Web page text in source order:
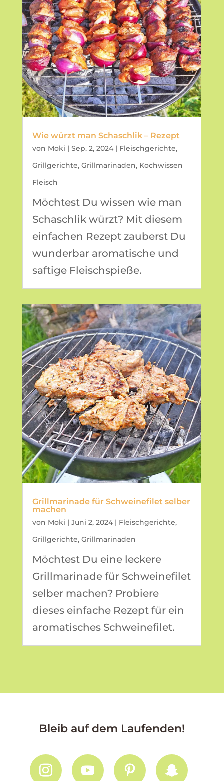
Wie würzt man Schaschlik – Rezept
von Moki | Sep. 2, 2024| Fleischgerichte,
Grillgerichte, Grillmarinaden, Kochwissen
Fleisch
Möchtest Du wissen wie man
Schaschlik würzt? Mit diesem
einfachen Rezept zauberst Du
wunderbar aromatische und
saftige Fleischspieße.
Grillmarinade für Schweinefilet selber
machen
von Moki | Juni 2, 2024| Fleischgerichte,
Grillgerichte, Grillmarinaden
Möchtest Du eine leckere
Grillmarinade für Schweinefilet
selber machen? Probiere
dieses einfache Rezept für ein
aromatisches Schweinefilet.
Bleib auf dem Laufenden!